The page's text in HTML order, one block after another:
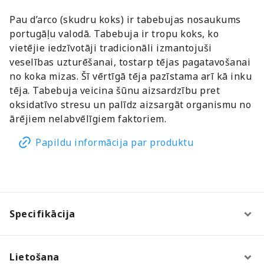
Pau d’arco (skudru koks) ir tabebujas nosaukums
portugāļu valodā. Tabebuja ir tropu koks, ko
vietējie iedzīvotāji tradicionāli izmantojuši
veselības uzturēšanai, tostarp tējas pagatavošanai
no koka mizas. Šī vērtīgā tēja pazīstama arī kā inku
tēja. Tabebuja veicina šūnu aizsardzību pret
oksidatīvo stresu un palīdz aizsargāt organismu no
ārējiem nelabvēlīgiem faktoriem.
Papildu informācija par produktu
Specifikācija
Lietošana